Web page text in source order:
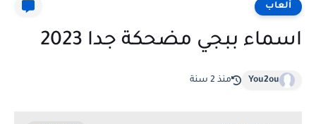
ألعاب
اسماء ببجي مضحكة جدا 2023
You2ou منذ 2 سنة